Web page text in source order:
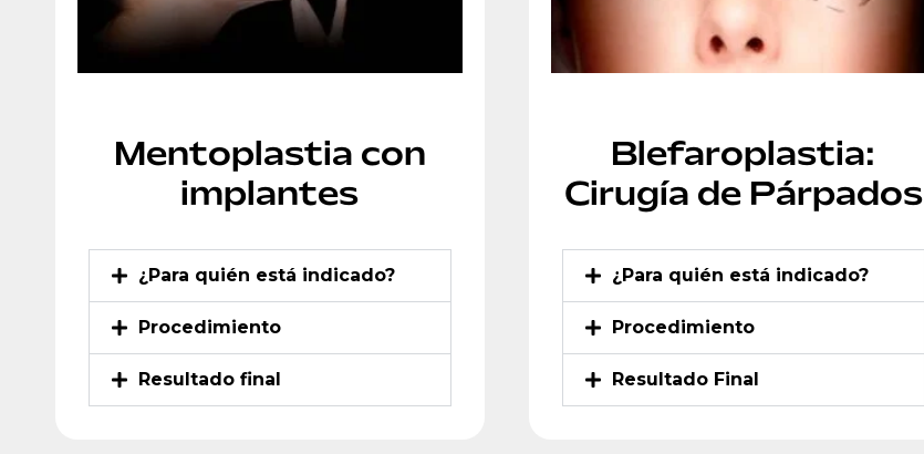
Mentoplastia con
implantes
¿Para quién está indicado?
Procedimiento
Resultado final
Blefaroplastia:
Cirugía de Párpados
¿Para quién está indicado?
Procedimiento
Resultado Final